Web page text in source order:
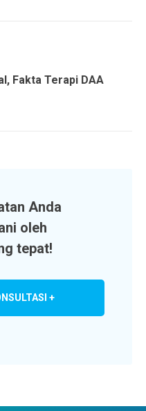
Fakta Terapi DAA
Anda
oleh
tepat!
+